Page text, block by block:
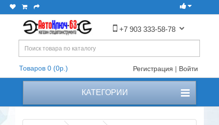
+7 903 333-58-78
Товаров 0 (0р.) Регистрация | Войти
КАТЕГОРИИ